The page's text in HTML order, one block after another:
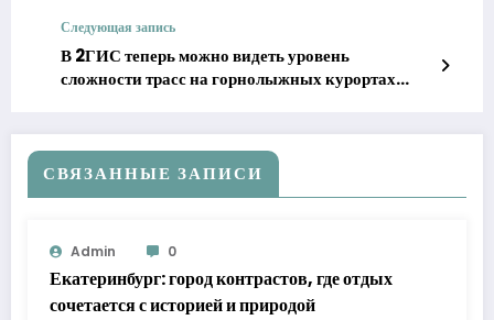
Следующая запись
В 2ГИС теперь можно видеть уровень
сложности трасс на горнолыжных курортах
СВЯЗАННЫЕ ЗАПИСИ
Admin 0
Екатеринбург: город контрастов, где отдых
сочетается с историей и природой